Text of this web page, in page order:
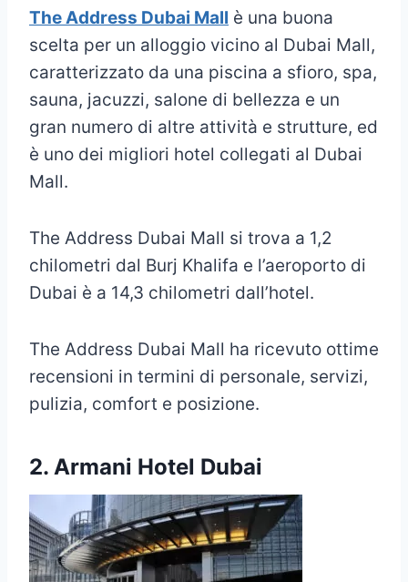
The Address Dubai Mall è una buona
scelta per un alloggio vicino al Dubai Mall,
caratterizzato da una piscina a sfioro, spa,
sauna, jacuzzi, salone di bellezza e un
gran numero di altre attività e strutture, ed
è uno dei migliori hotel collegati al Dubai
Mall.
The Address Dubai Mall si trova a 1,2
chilometri dal Burj Khalifa e l’aeroporto di
Dubai è a 14,3 chilometri dall’hotel.
The Address Dubai Mall ha ricevuto ottime
recensioni in termini di personale, servizi,
pulizia, comfort e posizione.
2. Armani Hotel Dubai